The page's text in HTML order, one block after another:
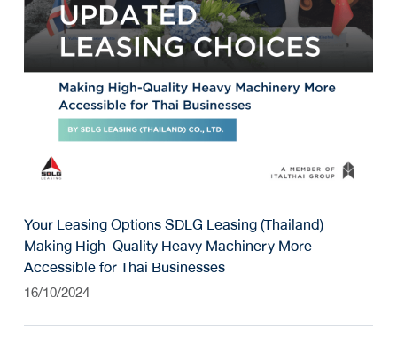
Your Leasing Options SDLG Leasing (Thailand)
Making High-Quality Heavy Machinery More
Accessible for Thai Businesses
16/10/2024